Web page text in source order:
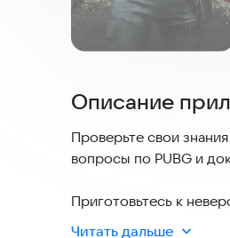
Описание
Проверьте свои
вопросы по PUBG и
Приготовьтесь к
поклонника PUBG!
Читать дальше